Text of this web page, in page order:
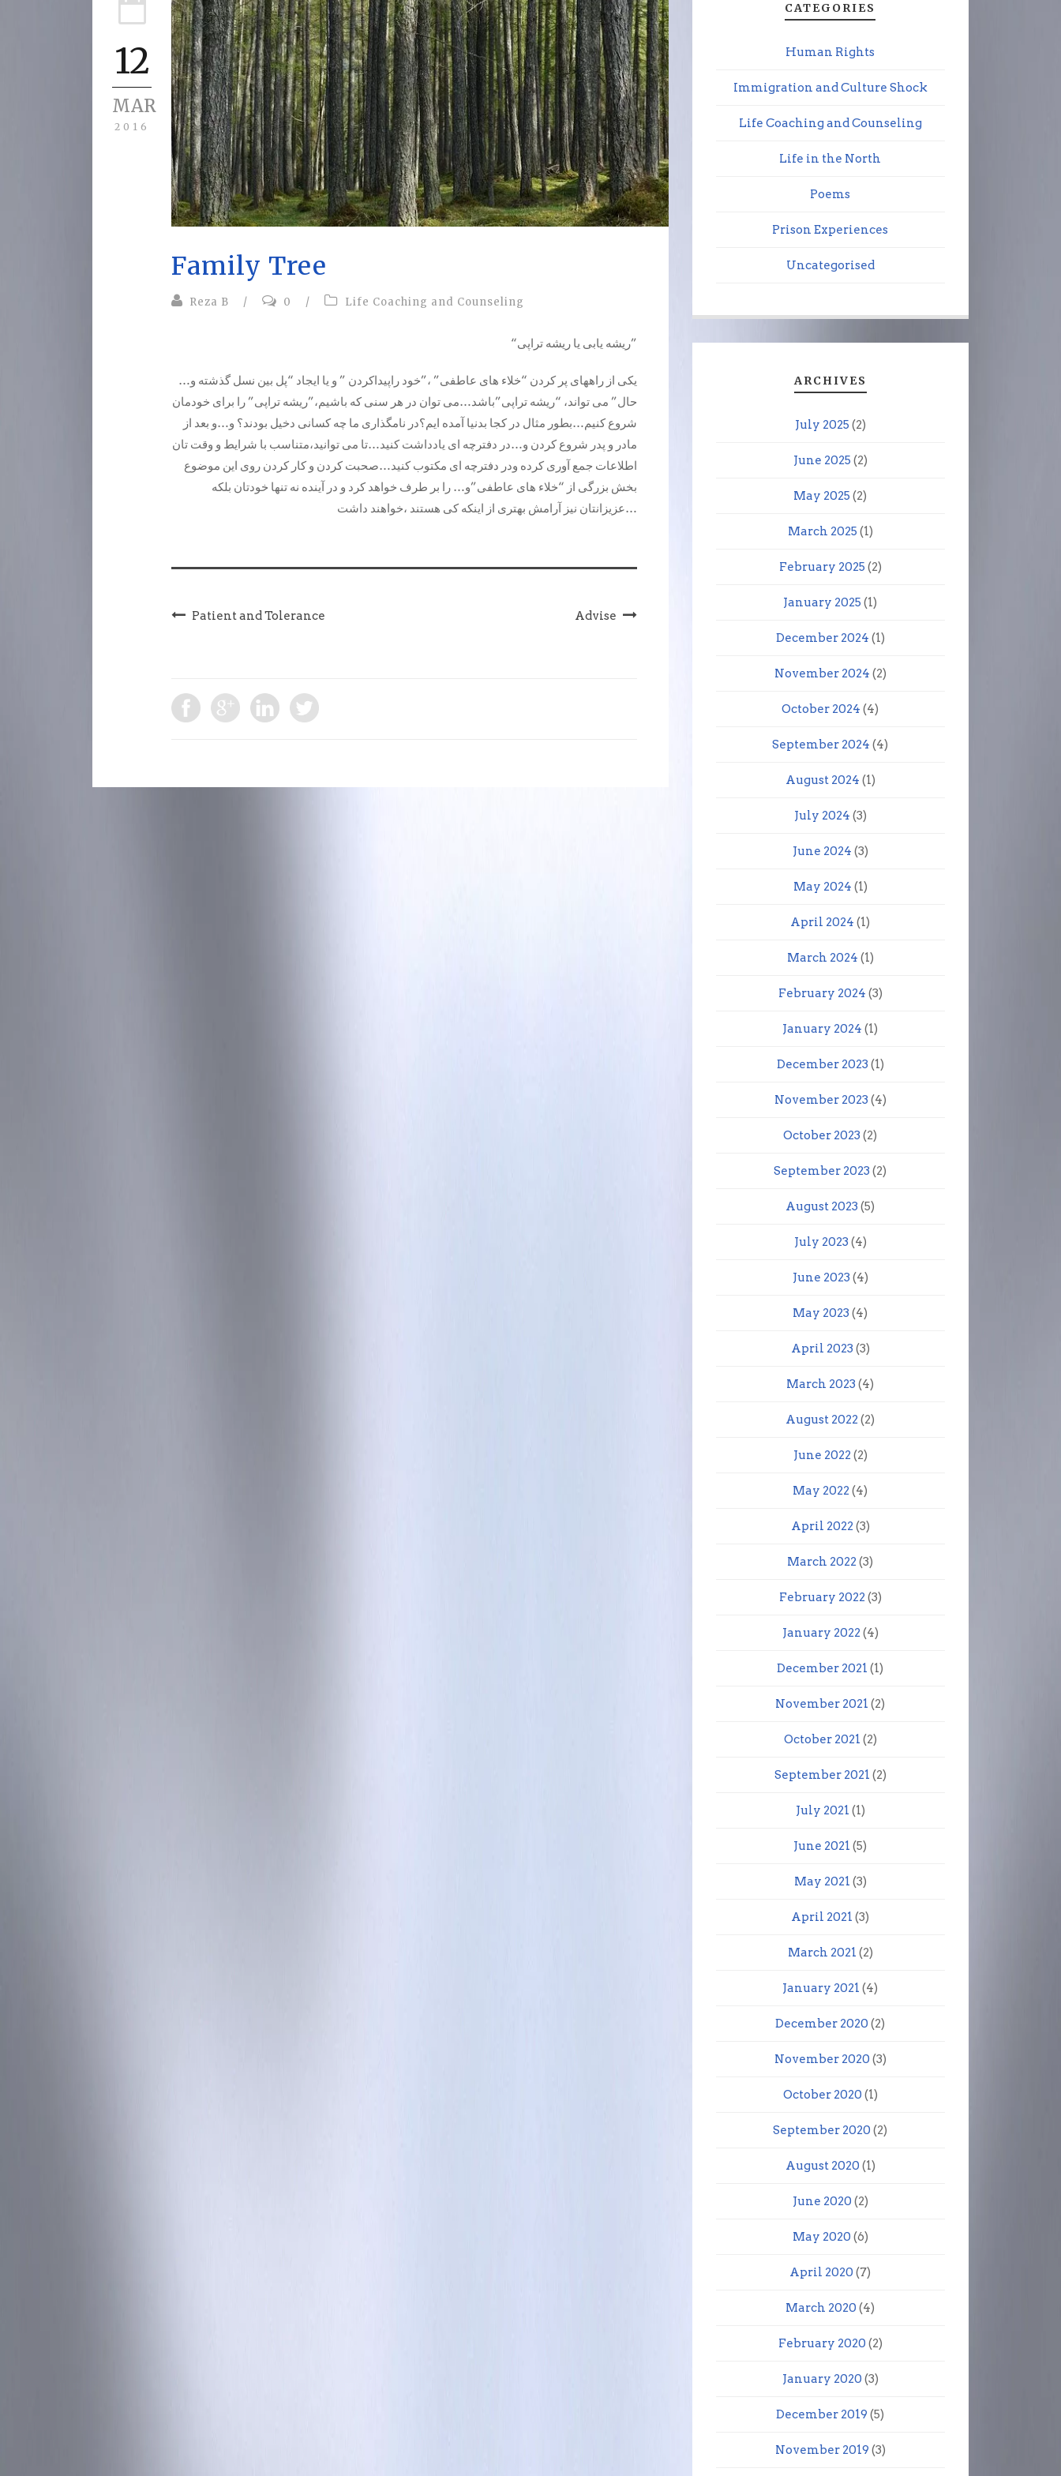
12
MAR
2016
Family Tree
Reza B / 0 / Life Coaching and Counseling
“ریشه یابی یا ریشه تراپی”
…یکی از راههای پر کردن “خلاء های عاطفی” ،”خود راپیداکردن ” و یا ایجاد “پل بین نسل گذشته و
حال” می تواند، “ریشه تراپی”باشد…می توان در هر سنی که باشیم،”ریشه تراپی” را برای خودمان
شروع کنیم…بطور مثال در کجا بدنیا آمده ایم؟در نامگذاری ما چه کسانی دخیل بودند؟ و…و بعد از
مادر و پدر شروع کردن و…در دفترچه ای یادداشت کنید…تا می توانید،متناسب با شرایط و وقت تان
اطلاعات جمع آوری کرده ودر دفترچه ای مکتوب کنید…صحبت کردن و کار کردن روی این موضوع
بخش بزرگی از “خلاء های عاطفی”و… را بر طرف خواهد کرد و در آینده نه تنها خودتان بلکه
عزیزانتان نیز آرامش بهتری از اینکه کی هستند ،خواهند داشت…
Patient and Tolerance Advise
CATEGORIES
Human Rights
Immigration and Culture Shock
Life Coaching and Counseling
Life in the North
Poems
Prison Experiences
Uncategorised
ARCHIVES
July 2025 (2)
June 2025 (2)
May 2025 (2)
March 2025 (1)
February 2025 (2)
January 2025 (1)
December 2024 (1)
November 2024 (2)
October 2024 (4)
September 2024 (4)
August 2024 (1)
July 2024 (3)
June 2024 (3)
May 2024 (1)
April 2024 (1)
March 2024 (1)
February 2024 (3)
January 2024 (1)
December 2023 (1)
November 2023 (4)
October 2023 (2)
September 2023 (2)
August 2023 (5)
July 2023 (4)
June 2023 (4)
May 2023 (4)
April 2023 (3)
March 2023 (4)
August 2022 (2)
June 2022 (2)
May 2022 (4)
April 2022 (3)
March 2022 (3)
February 2022 (3)
January 2022 (4)
December 2021 (1)
November 2021 (2)
October 2021 (2)
September 2021 (2)
July 2021 (1)
June 2021 (5)
May 2021 (3)
April 2021 (3)
March 2021 (2)
January 2021 (4)
December 2020 (2)
November 2020 (3)
October 2020 (1)
September 2020 (2)
August 2020 (1)
June 2020 (2)
May 2020 (6)
April 2020 (7)
March 2020 (4)
February 2020 (2)
January 2020 (3)
December 2019 (5)
November 2019 (3)